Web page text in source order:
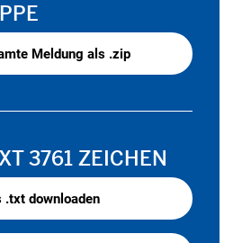
Meldung als .zip
3761 ZEICHEN
.txt downloaden